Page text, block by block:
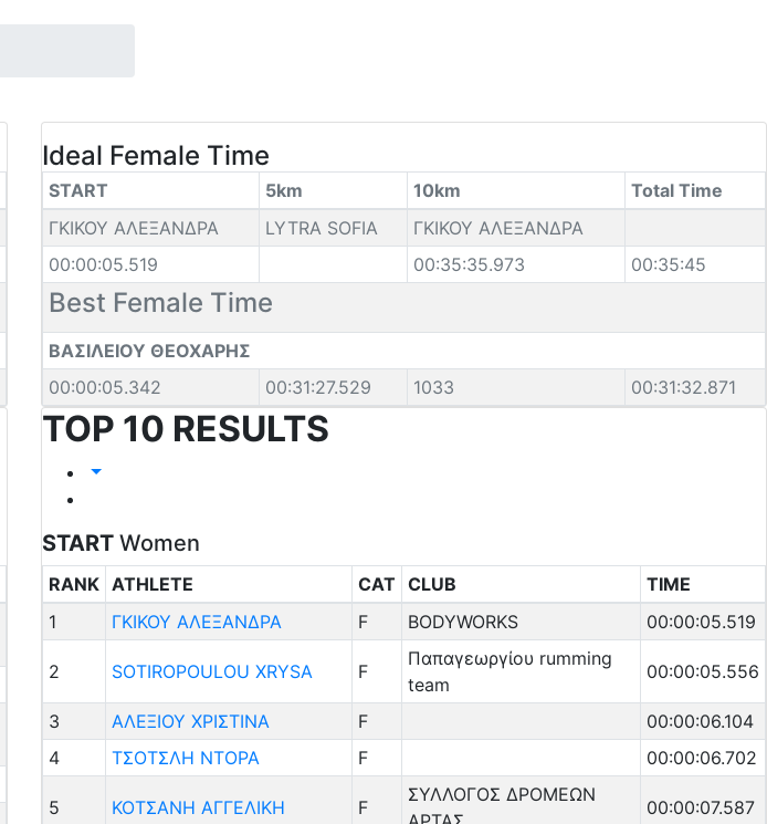
Ideal Female Time
START 5km 10km
Total Time
ΓΚΙΚΟΥ ΑΛΕΞΑΝΔΡΑ
LYTRA SOFIA
ΓΚΙΚΟΥ ΑΛΕΞΑΝΔΡΑ
00:00:05.519
00:35:35.973 00:35:45
Best Female Time
ΒΑΣΙΛΕΙΟΥ ΘΕΟΧΑΡΗΣ
00:00:05.342
00:31:27.529 1033 00:31:32.871
TOP 10 RESULTS
START Women
RANK ATHLETE CAT CLUB
TIME
1
ΓΚΙΚΟΥ ΑΛΕΞΑΝΔΡΑ F BODYWORKS 00:00:05.519
2 SOTIROPOULOU XRYSA F
Παπαγεωργίου rumming
team
00:00:05.556
3 ΑΛΕΞΙΟΥ ΧΡΙΣΤΙΝΑ F
00:00:06.104
4
ΤΣΟΤΣΛΗ ΝΤΟΡΑ F 00:00:06.702
5 ΚΟΤΣΑΝΗ ΑΓΓΕΛΙΚΗ F
ΣΥΛΛΟΓΟΣ ΔΡΟΜΕΩΝ
00:00:07.587